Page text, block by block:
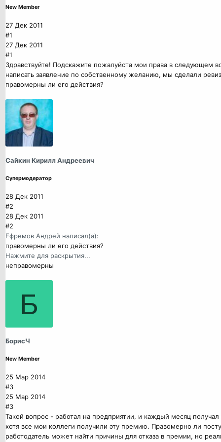
New Member
27 Дек 2011
#1
27 Дек 2011
#1
Здравствуйте! Подскажите пожалуйста мои права в следующем
написать заявление по собственному желанию, мы сделали
правомерны ли его действия?
Сайкин Кирилл Андреевич
Супермодератор
28 Дек 2011
#2
28 Дек 2011
#2
Ефремов Андрей написал(а):
правомерны ли его действия?
Нажмите для раскрытия...
неправомерны
Б
БорисЧ
New Member
25 Мар 2014
#3
25 Мар 2014
#3
Такой вопрос - работал на предприятии, и каждый месяц
хотя все мои коллеги получили эту премию. Правомерно ли
работодатель может найти причины для отказа в премии, но